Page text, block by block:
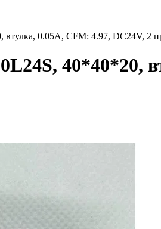
0.05A, CFM: 4.97, DC24V, 2
40*40*20,